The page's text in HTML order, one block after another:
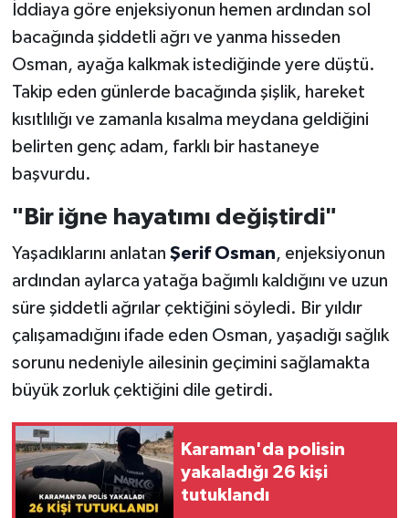
İddiaya göre enjeksiyonun hemen ardından sol
bacağında şiddetli ağrı ve yanma hisseden
Osman, ayağa kalkmak istediğinde yere düştü.
Takip eden günlerde bacağında şişlik, hareket
kısıtlılığı ve zamanla kısalma meydana geldiğini
belirten genç adam, farklı bir hastaneye
başvurdu.
"Bir iğne hayatımı değiştirdi"
Yaşadıklarını anlatan Şerif Osman, enjeksiyonun
ardından aylarca yatağa bağımlı kaldığını ve uzun
süre şiddetli ağrılar çektiğini söyledi. Bir yıldır
çalışamadığını ifade eden Osman, yaşadığı sağlık
sorunu nedeniyle ailesinin geçimini sağlamakta
büyük zorluk çektiğini dile getirdi.
Karaman'da polisin
yakaladığı 26 kişi
tutuklandı